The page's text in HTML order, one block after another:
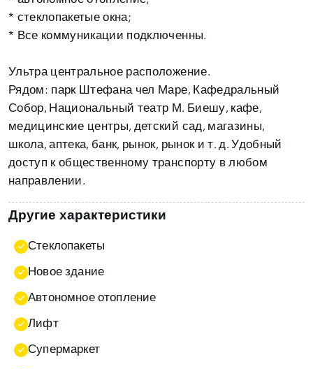
* стеклопакетые окна;
* Все коммуникации подключенны.
Ультра центральное расположение.
Рядом: парк Штефана чел Маре, Кафедральный
Собор, Национальный театр М. Биешу, кафе,
медицинские центры, детский сад, магазины,
школа, аптека, банк, рынок, рынок и т. д. Удобный
доступ к общественному транспорту в любом
направлении.
Другие характеристики
Стеклопакеты
Новое здание
Автономное отопление
Лифт
Супермаркет